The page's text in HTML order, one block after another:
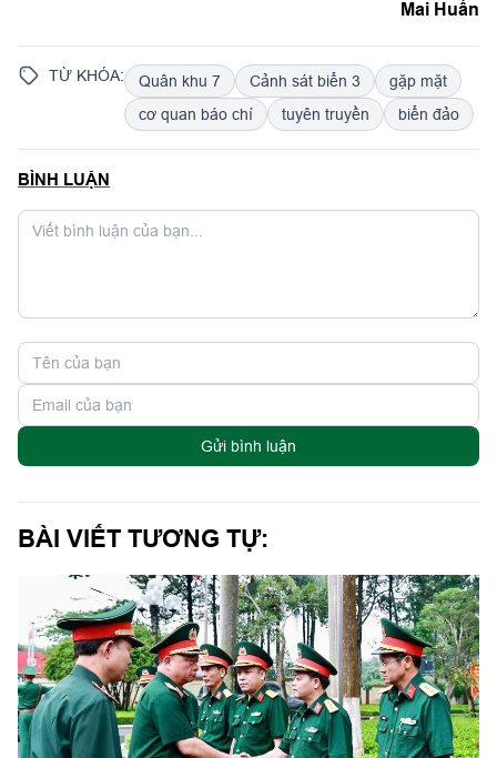
Mai Huấn
TỪ KHÓA: Quân khu 7 Cảnh sát biển 3
gặp mặt
cơ quan báo chí
tuyên truyền biển đảo
BÌNH LUẬN
Gửi bình luận
BÀI VIẾT TƯƠNG TỰ: